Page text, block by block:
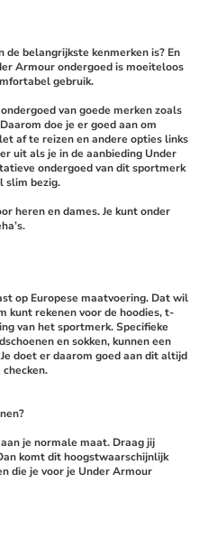
de belangrijkste kenmerken is? En
Armour ondergoed is moeiteloos
gebruik.
van goede merken zoals
doe je er goed aan om
af te reizen en andere opties links
uit als je in de aanbieding Under
ondergoed van dit sportmerk
slim bezig.
heren en dames. Je kunt onder
op Europese maatvoering. Dat wil
kunt rekenen voor de hoodies, t-
van het sportmerk. Specifieke
en sokken, kunnen een
doet er daarom goed aan dit altijd
je normale maat. Draag jij
komt dit hoogstwaarschijnlijk
die je voor je Under Armour